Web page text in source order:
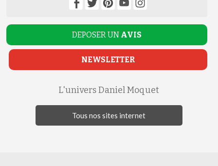
DEPOSER UN AVIS
NEWSLETTER
L'univers Daniel Moquet
Tous nos sites internet